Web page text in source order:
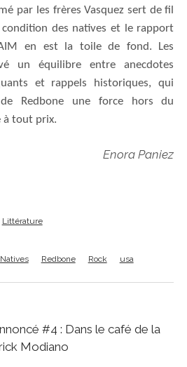
par les frères Vasquez sert de fil
des natives et le rapport
en est la toile de fond. Les
un équilibre entre anecdotes
et rappels historiques,qui
Redbone une force hors du
à tout prix.
Enora Paniez
Littérature
Natives Redbone Rock usa
#4 : Dans le café de la
Modiano